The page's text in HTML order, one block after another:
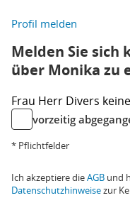
Profil melden
Melden Sie sich
über Monika zu
Frau Herr Divers
vorzeitig
* Pflichtfelder
Ich akzeptiere dieAGB und
Datenschutzhinweisezur